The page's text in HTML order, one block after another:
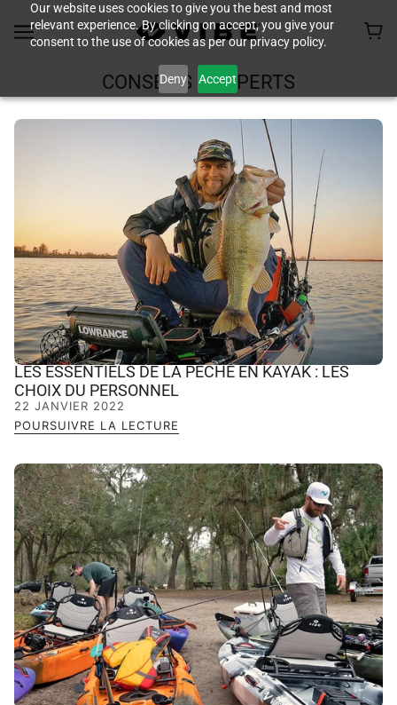
Our website uses cookies to give you the best and most
relevant experience. By clicking on accept, you give your
consent to the use of cookies as per our privacy policy.
Deny Accept
CONSEILS D'EXPERTS
LES ESSENTIELS DE LA PÊCHE EN KAYAK : LES
CHOIX DU PERSONNEL
22 JANVIER 2022
POURSUIVRE LA LECTURE